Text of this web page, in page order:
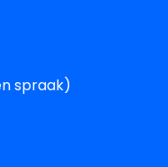
spraak)